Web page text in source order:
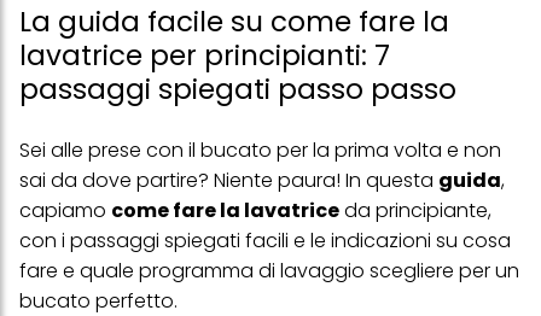
La guida facile su come fare la
lavatrice per principianti: 7
passaggi spiegati passo passo
Sei alle prese con il bucato per la prima volta e non
sai da dove partire? Niente paura! In questa guida,
capiamo come fare la lavatriceda principiante,
con i passaggi spiegati facili e le indicazioni su cosa
fare e quale programma di lavaggio scegliere per un
bucato perfetto.